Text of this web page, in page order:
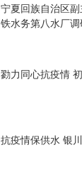
宁夏回族自治区
铁水务第八水厂
勠力同心抗疫情
抗疫情保供水 银